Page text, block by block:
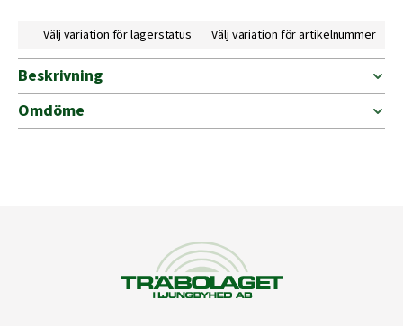
Välj variation för lagerstatus Välj variation för artikelnummer
Beskrivning
Omdöme